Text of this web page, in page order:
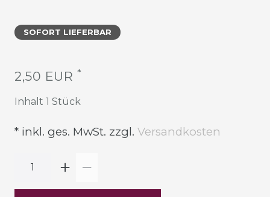
SOFORT LIEFERBAR
2,50 EUR *
Inhalt 1 Stück
* inkl. ges. MwSt. zzgl. Versandkosten